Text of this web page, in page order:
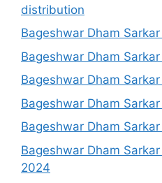
distribution
Bageshwar Dham
Bageshwar Dham
Bageshwar Dham
Bageshwar Dham
Bageshwar Dham
Bageshwar Dham
2024